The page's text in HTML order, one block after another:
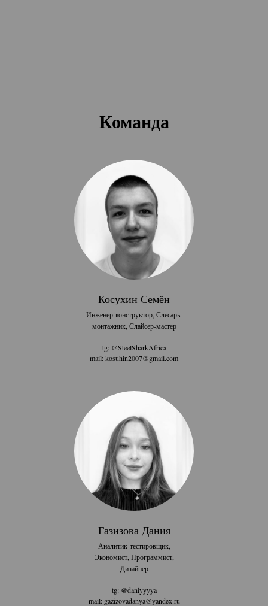
Команда
Косухин Семён
Инженер-конструктор, Слесарь-
монтажник, Слайсер-мастер
tg: @SteelSharkAfrica
mail: kosuhin2007@gmail.com
Газизова Дания
Аналитик-тестировщик,
Экономист, Программист,
Дизайнер
tg: @daniyyyya
mail: gazizovadanya@yandex.ru